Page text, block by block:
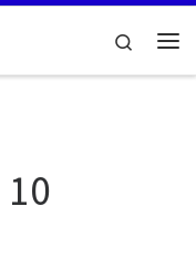
Search
10